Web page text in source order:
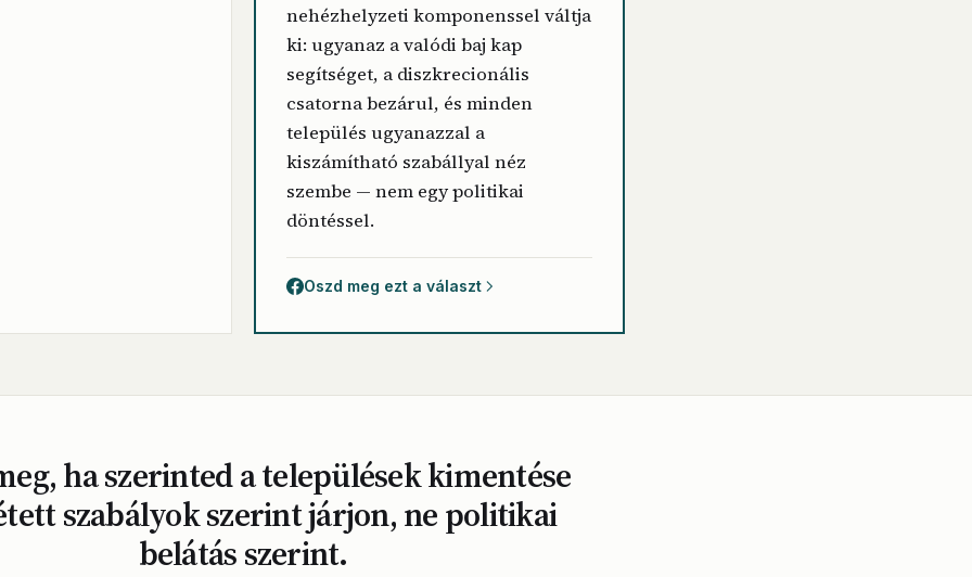
nehézhelyzeti komponenssel váltja
ki: ugyanaz a valódi baj kap
segítséget, a diszkrecionális
csatorna bezárul, és minden
település ugyanazzal a
kiszámítható szabállyal néz
szembe — nem egy politikai
döntéssel.
Oszd meg ezt a választ
ha szerinted a települések kimentése
szabályok szerint járjon, ne politikai
belátás szerint.